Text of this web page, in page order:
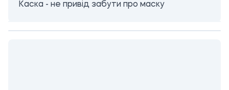
Каска - не привід забути про маску